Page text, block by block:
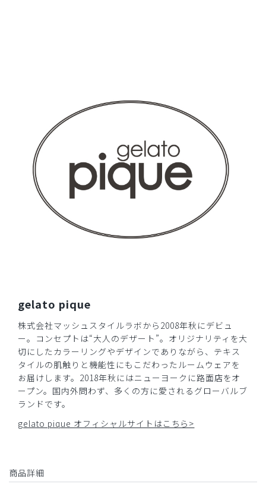
良い生地でした。また注文したいと思います。
S17ジェラート ピケ&クラシコ 白衣:アーバンシ
ョートコート/ホワイト×ブルーフラワー/S
1
更新中のため丈が心配でしたが、むしろよい感じで椅子にか
けても床に付かなくてよかったです。さりげない柄が可愛く
テンション上げて仕事も捗ります！
商品：S17ジェラート ピケ&クラシコ 白衣:アーバンシ
ョートコート/ホワイト×ブルーフラワー/XL
役に立った 0
gelato pique
株式会社マッシュスタイルラボから2008年秋にデビュ
ー。コンセプトは“大人のデザート”。オリジナリティを大
切にしたカラーリングやデザインでありながら、テキス
タイルの肌触りと機能性にもこだわったルームウェアを
お届けします。2018年秋にはニューヨークに路面店をオ
ープン。国内外問わず、多くの方に愛されるグローバルブ
ランドです。
gelato pique オフィシャルサイトはこちら>
商品詳細